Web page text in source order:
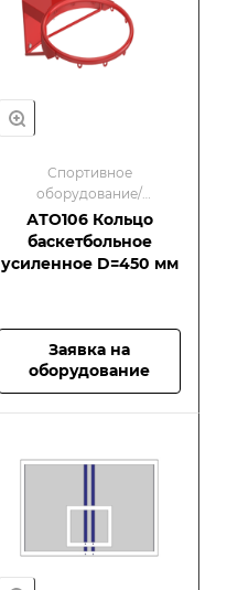
Спортивное
оборудование/
Оборудование для
спортивных площадок
АТО106 Кольцо
баскетбольное
усиленное D=450 мм
Заявка на
оборудование